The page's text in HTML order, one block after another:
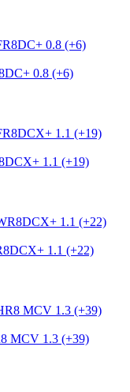
0.8 (+6)
1.1 (+19)
1.1 (+22)
MCV 1.3 (+39)